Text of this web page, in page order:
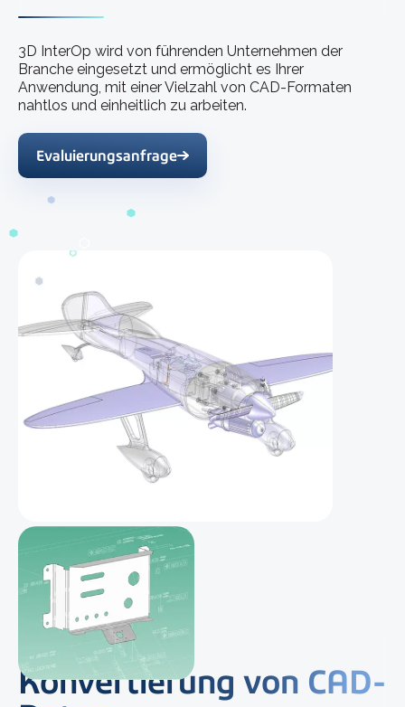
3D InterOp wird von führenden Unternehmen der
Branche eingesetzt und ermöglicht es Ihrer
Anwendung, mit einer Vielzahl von CAD-Formaten
nahtlos und einheitlich zu arbeiten.
Evaluierungsanfrage
Erweiterte
Konvertierung von CAD-